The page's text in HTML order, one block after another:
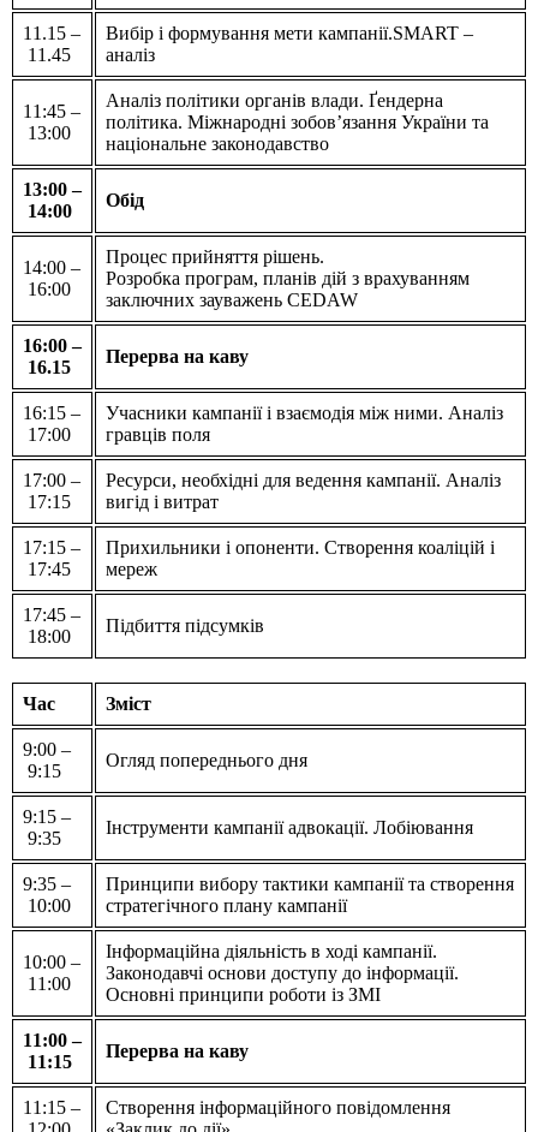
11.15 –
11.45
Вибір і формування мети кампанії.SMART –
аналіз
11:45 –
13:00
Аналіз політики органів влади. Ґендерна
політика. Міжнародні зобов’язання України та
національне законодавство
13:00 –
14:00
Обід
14:00 –
16:00
Процес прийняття рішень.
Розробка програм, планів дій з врахуванням
заключних зауважень CEDAW
16:00 –
16.15
Перерва на каву
16:15 –
17:00
Учасники кампанії і взаємодія між ними. Аналіз
гравців поля
17:00 –
17:15
Ресурси, необхідні для ведення кампанії. Аналіз
вигід і витрат
17:15 –
17:45
Прихильники і опоненти. Створення коаліцій і
мереж
17:45 –
18:00
Підбиття підсумків
Час Зміст
9:00 –
9:15
Огляд попереднього дня
9:15 –
9:35
Інструменти кампанії адвокації. Лобіювання
9:35 –
10:00
Принципи вибору тактики кампанії та створення
стратегічного плану кампанії
10:00 –
11:00
Інформаційна діяльність в ході кампанії.
Законодавчі основи доступу до інформації.
Основні принципи роботи із ЗМІ
11:00 –
11:15
Перерва на каву
11:15 –
Створення інформаційного повідомлення